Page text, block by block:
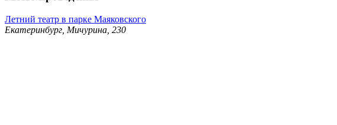
Летний театр в парке Маяковского
Екатеринбург, Мичурина, 230